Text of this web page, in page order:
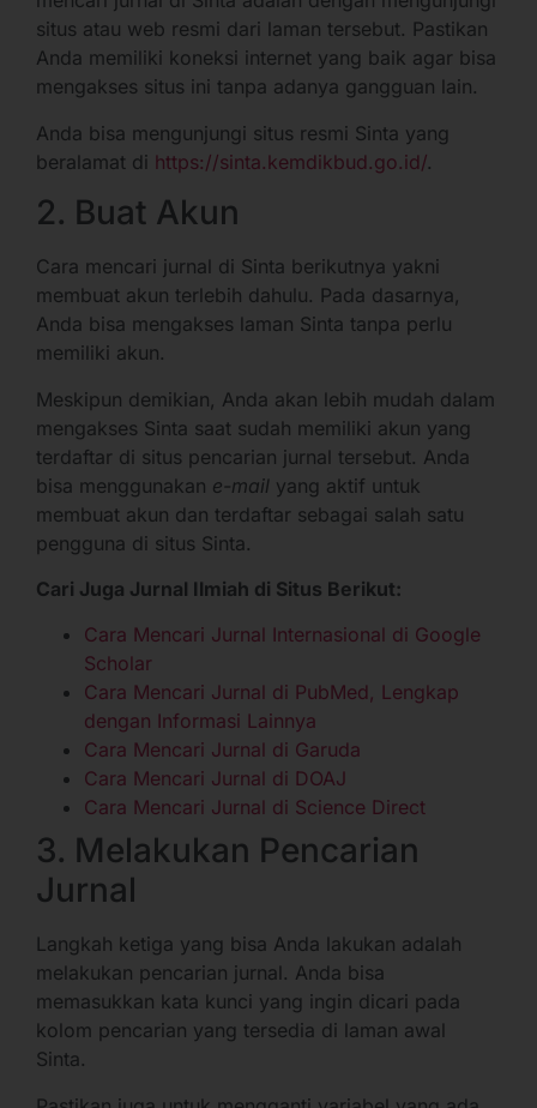
situs atau web resmi dari laman tersebut. Pastikan
Anda memiliki koneksi internet yang baik agar bisa
mengakses situs ini tanpa adanya gangguan lain.
Anda bisa mengunjungi situs resmi Sinta yang
beralamat di https://sinta.kemdikbud.go.id/.
2. Buat Akun
Cara mencari jurnal di Sinta berikutnya yakni
membuat akun terlebih dahulu. Pada dasarnya,
Anda bisa mengakses laman Sinta tanpa perlu
memiliki akun.
Meskipun demikian, Anda akan lebih mudah dalam
mengakses Sinta saat sudah memiliki akun yang
terdaftar di situs pencarian jurnal tersebut. Anda
bisa menggunakan e-mail yang aktif untuk
membuat akun dan terdaftar sebagai salah satu
pengguna di situs Sinta.
Cari Juga Jurnal Ilmiah di Situs Berikut:
Cara Mencari Jurnal Internasional di Google
Scholar
Cara Mencari Jurnal di PubMed, Lengkap
dengan Informasi Lainnya
Cara Mencari Jurnal di Garuda
Cara Mencari Jurnal di DOAJ
Cara Mencari Jurnal di Science Direct
3. Melakukan Pencarian
Jurnal
Langkah ketiga yang bisa Anda lakukan adalah
melakukan pencarian jurnal. Anda bisa
memasukkan kata kunci yang ingin dicari pada
kolom pencarian yang tersedia di laman awal
Sinta.